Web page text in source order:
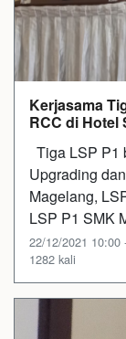
Kerjasama
RCC di Hotel
Tiga LSP P1
Upgrading
Magelang,
LSP P1 SMK
22/12/2021
1282 kali